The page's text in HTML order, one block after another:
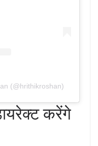
(@hrithikroshan)
करेंगे